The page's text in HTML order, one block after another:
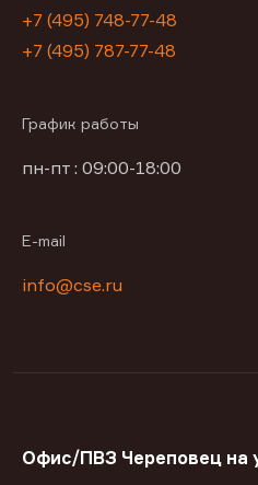
+7 (495) 748-77-48
+7 (495) 787-77-48
График работы
пн-пт : 09:00-18:00
E-mail
info@cse.ru
Офис/ПВЗ Череповец на